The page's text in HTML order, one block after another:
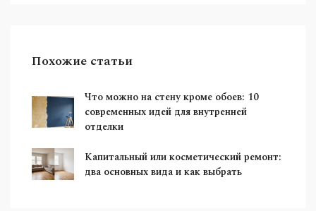
Похожие статьи
Что можно на стену кроме обоев: 10
современных идей для внутренней
отделки
Капитальный или косметический ремонт:
два основных вида и как выбрать